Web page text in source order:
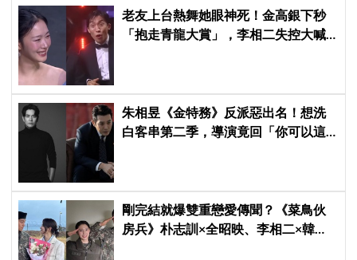
老友上台熱舞她眼神死！金高銀下秒
「抱走青龍大賞」，李相二失控大喊
朱相昱《金特務》反派惡出名！想洗
白客串第二季，導演竟回「你可以這
剛完結就爆雙重戀愛傳聞？《菜鳥伙
房兵》朴志訓×全昭映、李相二×韓東